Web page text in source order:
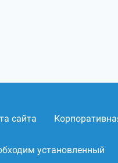
сайта
установленный